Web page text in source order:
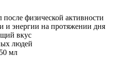
после физической активности
и энергии на протяжении дня
вкус
людей
мл